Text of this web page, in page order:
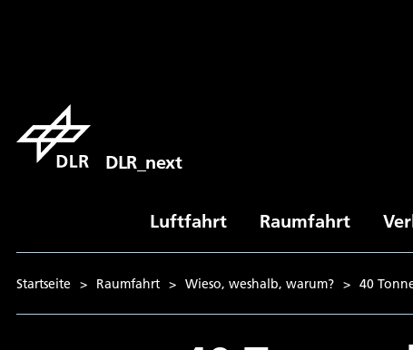
DLR_next
Luftfahrt Raumfahrt
Startseite > Raumfahrt > Wieso, weshalb, warum? > 40